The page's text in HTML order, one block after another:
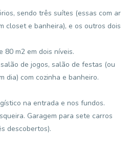
sendo três suítes (essas com ar
closet e banheira), e os outros dois
80 m2 em dois níveis.
de jogos, salão de festas (ou
dia) com cozinha e banheiro.
na entrada e nos fundos.
Garagem para sete carros
descobertos).